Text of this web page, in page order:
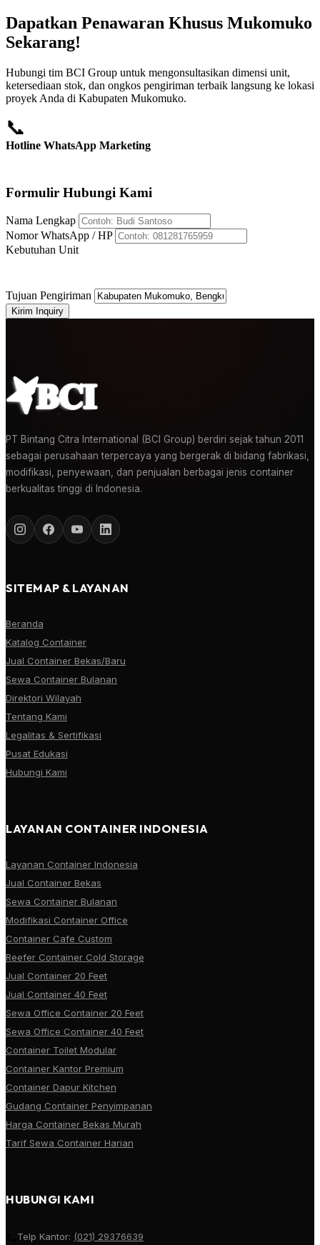
Dapatkan Penawaran Khusus Mukomuko
Sekarang!
Hubungi tim BCI Group untuk mengonsultasikan dimensi unit,
ketersediaan stok, dan ongkos pengiriman terbaik langsung ke lokasi
proyek Anda di Kabupaten Mukomuko.
📞
Hotline WhatsApp Marketing
Formulir Hubungi Kami
Nama Lengkap
Nomor WhatsApp / HP
Kebutuhan Unit
Tujuan Pengiriman
Kirim Inquiry
PT Bintang Citra International (BCI Group) berdiri sejak tahun 2011
sebagai perusahaan terpercaya yang bergerak di bidang fabrikasi,
modifikasi, penyewaan, dan penjualan berbagai jenis container
berkualitas tinggi di Indonesia.
SITEMAP & LAYANAN
Beranda
Katalog Container
Jual Container Bekas/Baru
Sewa Container Bulanan
Direktori Wilayah
Tentang Kami
Legalitas & Sertifikasi
Pusat Edukasi
Hubungi Kami
LAYANAN CONTAINER INDONESIA
Layanan Container Indonesia
Jual Container Bekas
Sewa Container Bulanan
Modifikasi Container Office
Container Cafe Custom
Reefer Container Cold Storage
Jual Container 20 Feet
Jual Container 40 Feet
Sewa Office Container 20 Feet
Sewa Office Container 40 Feet
Container Toilet Modular
Container Kantor Premium
Container Dapur Kitchen
Gudang Container Penyimpanan
Harga Container Bekas Murah
Tarif Sewa Container Harian
HUBUNGI KAMI
Telp Kantor: (021) 29376639